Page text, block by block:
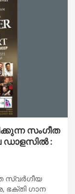
സംഗീത
ഡാളസിൽ :
സ്വർഗീയ
ഭക്തി ഗാന